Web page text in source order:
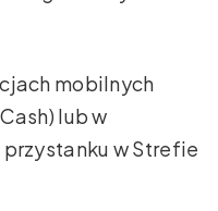
mobilnych
lub w
w Strefie